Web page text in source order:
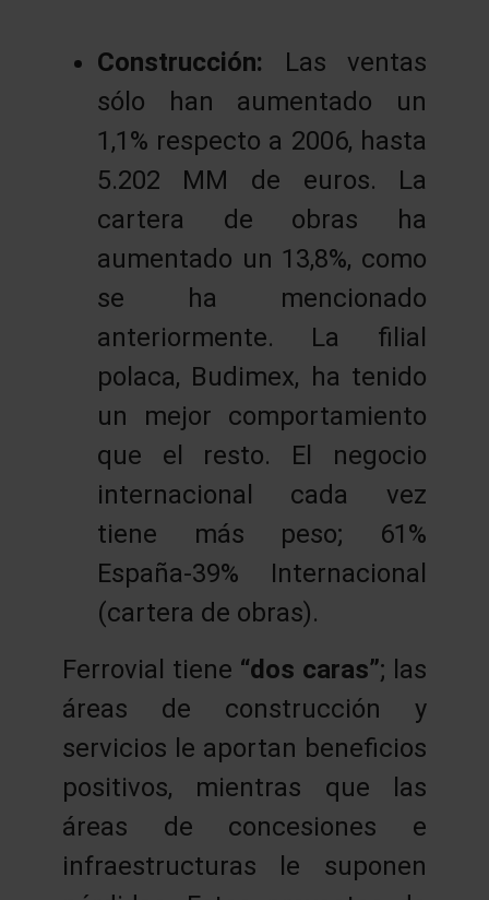
Construcción: Las ventas
sólo han aumentado un
1,1% respecto a 2006, hasta
5.202 MM de euros. La
cartera de obras ha
aumentado un 13,8%, como
se ha mencionado
anteriormente. La filial
polaca, Budimex, ha tenido
un mejor comportamiento
que el resto. El negocio
internacional cada vez
tiene más peso; 61%
España-39% Internacional
(cartera de obras).
Ferrovial tiene “dos caras”; las
áreas de construcción y
servicios le aportan beneficios
positivos, mientras que las
áreas de concesiones e
infraestructuras le suponen